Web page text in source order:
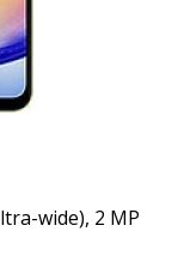
wide), 2 MP